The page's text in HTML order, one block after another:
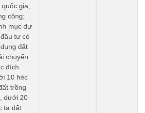
quốc gia,
cộng;
mục dự
tư có
đất
chuyển
đích
10 héc
trồng
dưới 20
ta đất